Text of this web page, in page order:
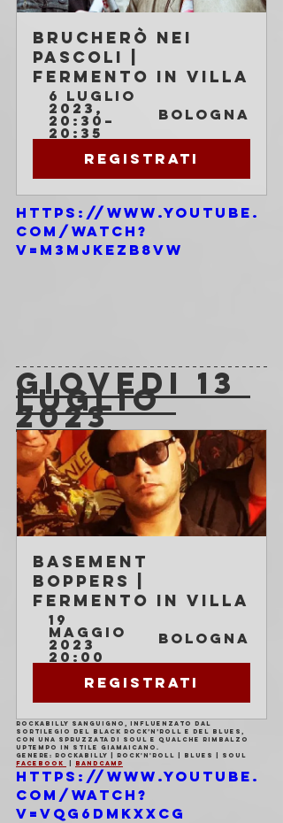
Brucherò nei
Pascoli |
Fermento in Villa
6 luglio
2023,
20:30–
20:35
Bologna
Registrati
https://www.youtube.
com/watch?
v=M3mJKEZb8Vw
GIOVEDI 13
LUGLIO
2023
Basement
Boppers |
Fermento in Villa
19
maggio
2023
20:00
Bologna
Registrati
Rockabilly sanguigno, influenzato dal
sortilegio del Black Rock’n’Roll e del Blues,
con una spruzzata di Soul e qualche rimbalzo
uptempo in stile giamaicano.
Genere: Rockabilly | Rock'n'Roll | Blues | Soul
Facebook
Bandcamp
https://www.youtube.
com/watch?
v=VQg6dmKxxCg